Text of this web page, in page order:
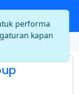
performa
kapan